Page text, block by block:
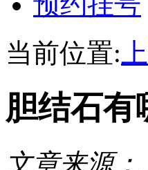
当前位置:
胆结石有
文章来源